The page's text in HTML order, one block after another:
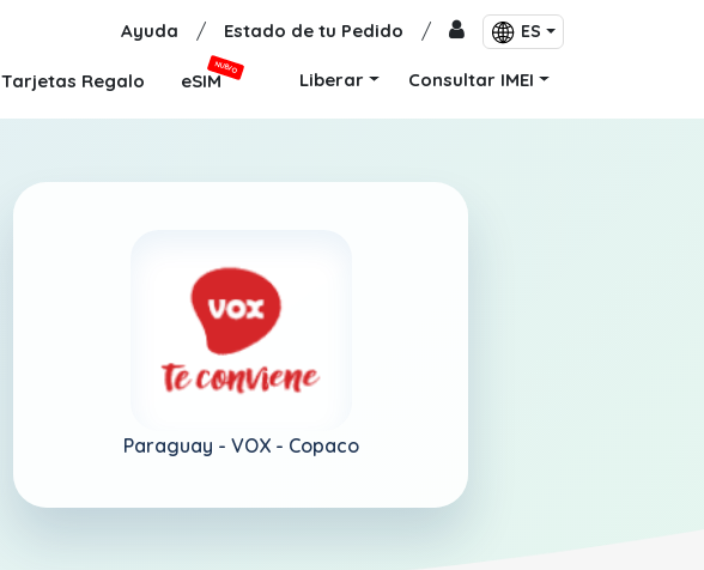
Ayuda / Estado de tu Pedido / ES
Tarjetas Regalo eSIM
NUEVO
Liberar Consultar IMEI
Paraguay - VOX - Copaco